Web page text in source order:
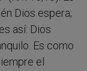
Dios espera;
así: Dios
Es como
el